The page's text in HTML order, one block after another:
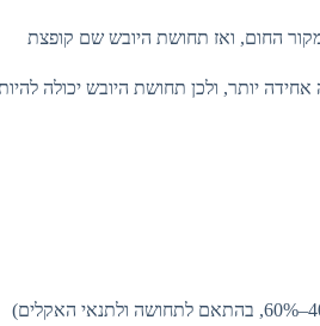
מקור החום, ואז תחושת היובש שם קופצת
יותר, ולכן תחושת היובש יכולה